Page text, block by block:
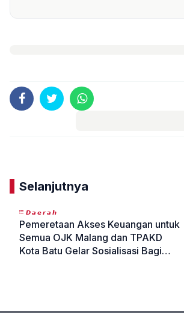
Selanjutnya
𝘿𝙖𝙚𝙧𝙖𝙝
Pemeretaan Akses Keuangan untuk
Semua OJK Malang dan TPAKD
Kota Batu Gelar Sosialisasi Bagi